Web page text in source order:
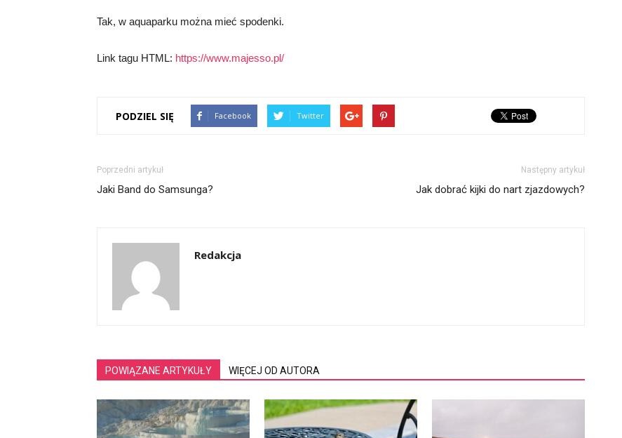
Tak, w aquaparku można mieć spodenki.
Link tagu HTML: https://www.majesso.pl/
PODZIEL SIĘ Facebook Twitter
Poprzedni artykuł
Jaki Band do Samsunga?
Następny artykuł
Jak dobrać kijki do nart zjazdowych?
Redakcja
POWIĄZANE ARTYKUŁY WIĘCEJ OD AUTORA